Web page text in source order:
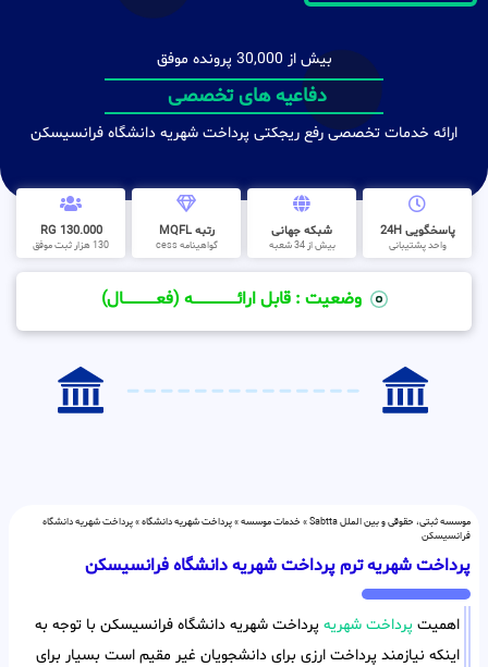
بیش از 30,000 پرونده موفق
دفاعیه های تخصصی
ارائه خدمات تخصصی رفع ریجکتی پرداخت شهریه دانشگاه فرانسیسکن
پاسخگویی 24H
واحد پشتیبانی
شبکه جهانی
بیش از 34 شعبه
رتبه MQFL
گواهینامه cess
130.000 RG
130 هزار ثبت موفق
وضعیت : قابل ارائــــــــــــــــــــه (فعـــــــــــــــال)
موسسه ثبتی، حقوقی و بین الملل Sabtta » خدمات موسسه»پرداخت شهریه دانشگاه»پرداخت شهریه دانشگاه
فرانسیسکن
پرداخت شهریه ترم پرداخت شهریه دانشگاه فرانسیسکن
اهمیت پرداخت شهریه پرداخت شهریه دانشگاه فرانسیسکن با توجه به
اینکه نیازمند پرداخت ارزی برای دانشجویان غیر مقیم است بسیار برای